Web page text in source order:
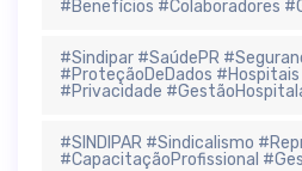
#Benefícios #Colaboradores
#Sindipar #SaúdePR
#ProteçãoDeDados
#Privacidade
#SINDIPAR #Sindicalismo
#CapacitaçãoProfissional